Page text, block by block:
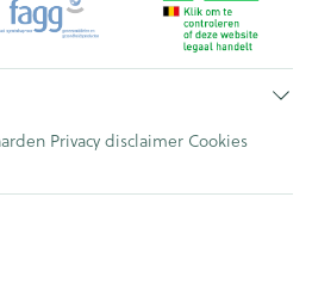
Privacy disclaimer Cookies